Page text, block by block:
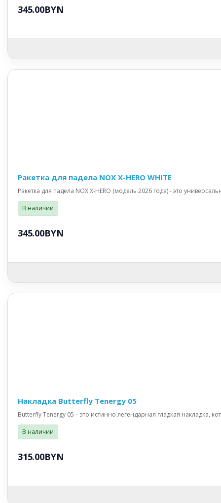
345.00BYN
Ракетка для падела NOX X-HERO WHITE
Ракетка для падела NOX X-HERO (модель 2026 года) - это
В наличии
345.00BYN
Накладка Butterfly Tenergy 05
Butterfly Tenergy 05 – это истинно легендарная гладкая накладка,
В наличии
315.00BYN